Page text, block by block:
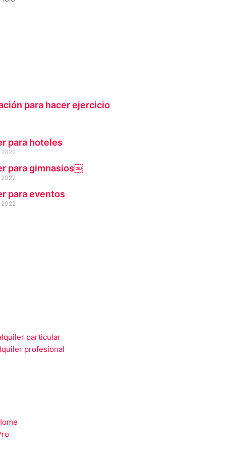
para hacer ejercicio
para hoteles
2022
para gimnasios￼
2022
para eventos
2022
particular
profesional